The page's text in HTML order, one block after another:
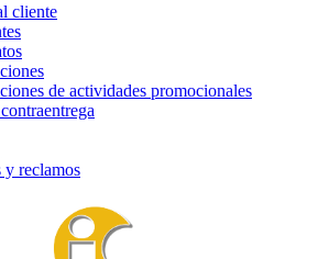
cliente
de actividades promocionales
y reclamos